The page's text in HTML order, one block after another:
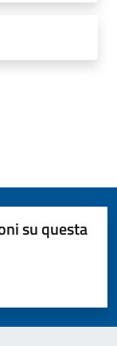
su questa